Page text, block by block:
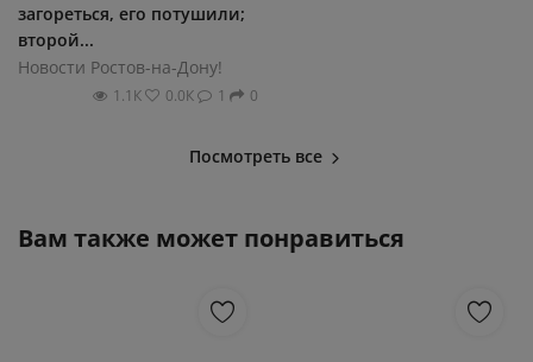
загореться, его потушили;
второй...
Новости Ростов-на-Дону!
1.1К 0.0К 1 0
Посмотреть все
Вам также может понравиться